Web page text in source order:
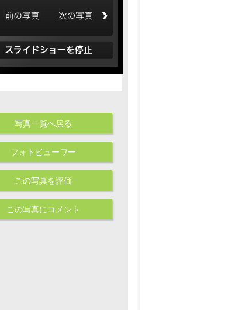
写真一覧へ戻る
フォトビューワー
この写真を評価
この写真にコメント